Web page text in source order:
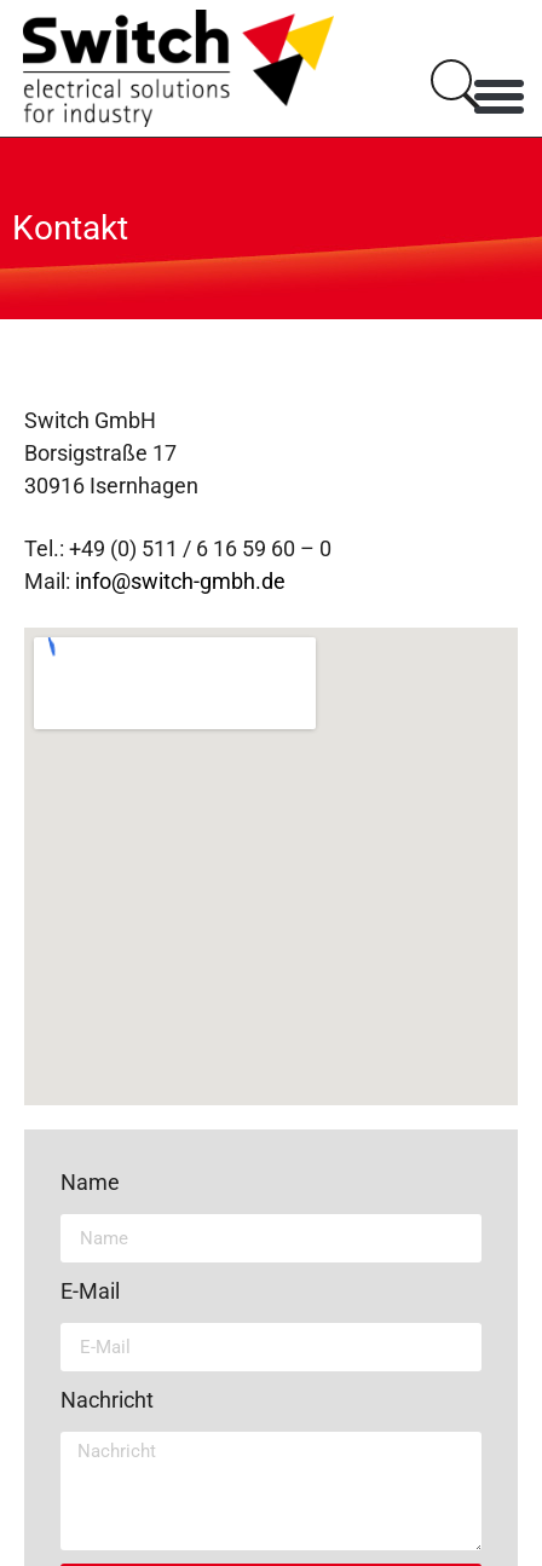
Kontakt
Switch GmbH
Borsigstraße 17
30916 Isernhagen
Tel.: +49 (0) 511 / 6 16 59 60 – 0
Mail: info@switch-gmbh.de
Name
E-Mail
Nachricht